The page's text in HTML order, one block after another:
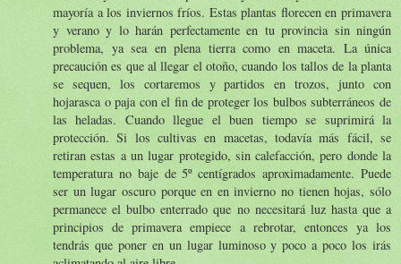
mayoría a los inviernos fríos. Estas plantas florecen en primavera
y verano y lo harán perfectamente en tu provincia sin ningún
problema, ya sea en plena tierra como en maceta. La única
precaución es que al llegar el otoño, cuando los tallos de la planta
se sequen, los cortaremos y partidos en trozos, junto con
hojarasca o paja con el fin de proteger los bulbos subterráneos de
las heladas. Cuando llegue el buen tiempo se suprimirá la
protección. Si los cultivas en macetas, todavía más fácil, se
retiran estas a un lugar protegido, sin calefacción, pero donde la
temperatura no baje de 5º centígrados aproximadamente. Puede
ser un lugar oscuro porque en en invierno no tienen hojas, sólo
permanece el bulbo enterrado que no necesitará luz hasta que a
principios de primavera empiece a rebrotar, entonces ya los
tendrás que poner en un lugar luminoso y poco a poco los irás